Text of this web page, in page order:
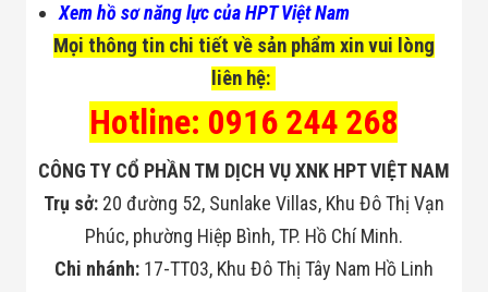
Thủy Sản
Dự Án Ngành
Dự Án Ngành
Siêu Thị - Ngân
Hàng
Dự Án Ngành
Giáo Dục -
Trường Học
Điện Tử
Dự Án Ngành
Công An - Quân
Xem hồ sơ năng lực của HPT Việt Nam
Mọi thông tin chi tiết về sản phẩm xin vui lòng
liên hệ:
Hotline: 0916 244 268
CÔNG TY CỔ PHẦN TM DỊCH VỤ XNK HPT VIỆT NAM
Trụ sở: 20 đường 52, Sunlake Villas, Khu Đô Thị Vạn
Phúc, phường Hiệp Bình, TP. Hồ Chí Minh.
Chi nhánh:17-TT03, Khu Đô Thị Tây Nam Hồ Linh